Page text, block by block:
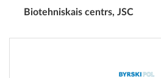
Biotehniskais centrs, JSC